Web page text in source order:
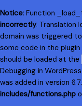
Notice: Function
incorrectly. Translation
domain was triggered
some code in the
should be loaded at the
Debugging in WordPress
was added in version
includes/functions.php